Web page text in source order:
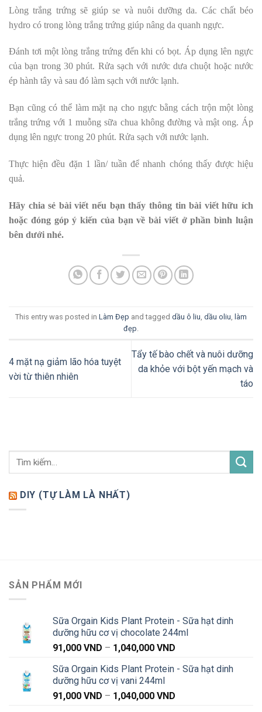
Lòng trắng trứng sẽ giúp se và nuôi dưỡng da. Các chất béo
hydro có trong lòng trắng trứng giúp nâng da quanh ngực.
Đánh tơi một lòng trắng trứng đến khi có bọt. Áp dụng lên ngực
của bạn trong 30 phút. Rửa sạch với nước dưa chuột hoặc nước
ép hành tây và sau đó làm sạch với nước lạnh.
Bạn cũng có thể làm mặt nạ cho ngực bằng cách trộn một lòng
trắng trứng với 1 muỗng sữa chua không đường và mật ong. Áp
dụng lên ngực trong 20 phút. Rửa sạch với nước lạnh.
Thực hiện đều đặn 1 lần/ tuần để nhanh chóng thấy được hiệu
quả.
Hãy chia sẻ bài viết nếu bạn thấy thông tin bài viết hữu ích
hoặc đóng góp ý kiến của bạn về bài viết ở phần bình luận
bên dưới nhé.
This entry was posted in Làm Đẹp and tagged dầu ô liu dầu oliu làm
đẹp
4 mặt nạ giảm lão hóa tuyệt
vời từ thiên nhiên
Tẩy tế bào chết và nuôi dưỡng
da khỏe với bột yến mạch và
táo
DIY (TỰ LÀM LÀ NHẤT)
SẢN PHẨM MỚI
Sữa Orgain Kids Plant Protein - Sữa hạt dinh
dưỡng hữu cơ vị chocolate 244ml
91,000 VND – 1,040,000 VND
từ
Sữa Orgain Kids Plant Protein - Sữa hạt dinh
dưỡng hữu cơ vị vani 244ml
91,000 VND – 1,040,000 VND